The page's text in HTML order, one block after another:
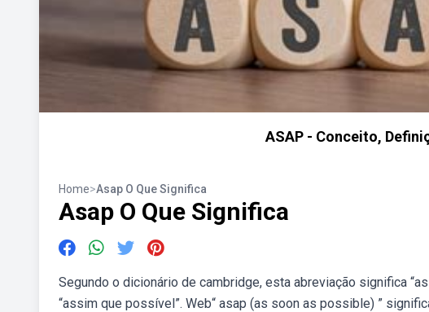
ASAP - Conceito,
Home>Asap O Que Significa
Asap O Que Significa
Segundo o dicionário de cambridge, esta abreviação significa
“assim que possível”. Web“ asap (as soon as possible) ”